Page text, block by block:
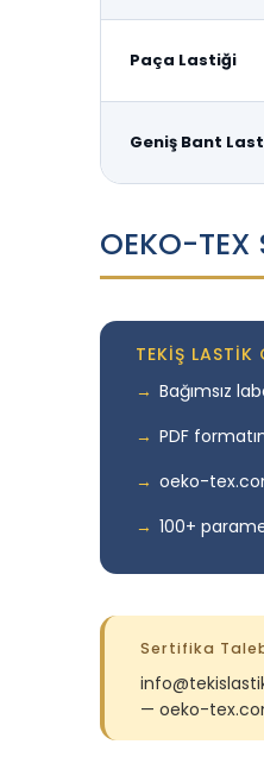
Paça Lastiği
Geniş Bant
OEKO-
TEKİŞ LASTİK
Bağımsız
PDF
oeko-
100+
Sertifika
— oeko-